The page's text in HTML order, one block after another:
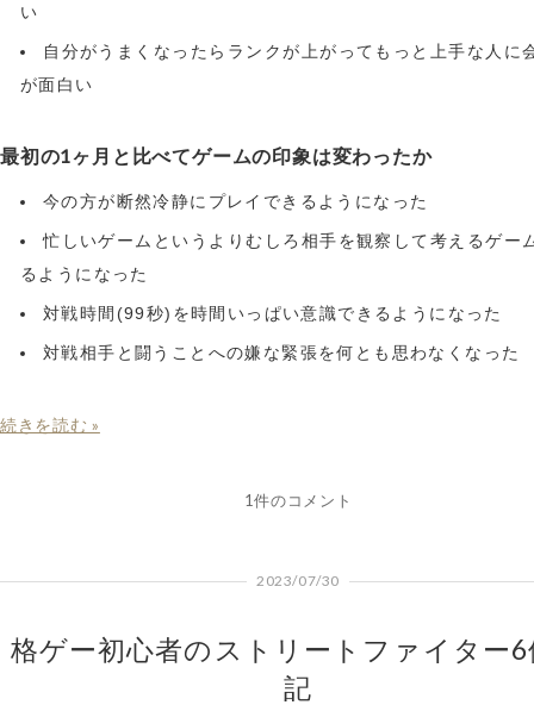
い
自分がうまくなったらランクが上がってもっと上手な人に
が面白い
最初の1ヶ月と比べてゲームの印象は変わったか
今の方が断然冷静にプレイできるようになった
忙しいゲームというよりむしろ相手を観察して考えるゲー
るようになった
対戦時間(99秒)を時間いっぱい意識できるようになった
対戦相手と闘うことへの嫌な緊張を何とも思わなくなった
続きを読む »
1件のコメント
2023/07/30
格ゲー初心者のストリートファイター6
記